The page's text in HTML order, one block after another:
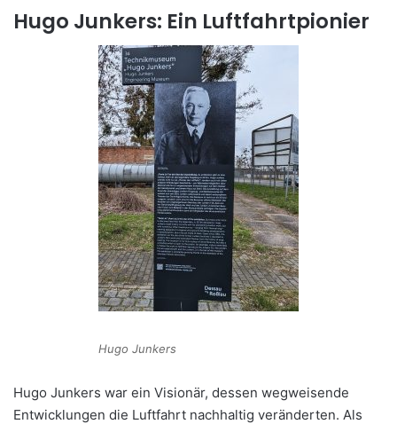
Hugo Junkers: Ein Luftfahrtpionier
Hugo Junkers
Hugo Junkers war ein Visionär, dessen wegweisende
Entwicklungen die Luftfahrt nachhaltig veränderten. Als